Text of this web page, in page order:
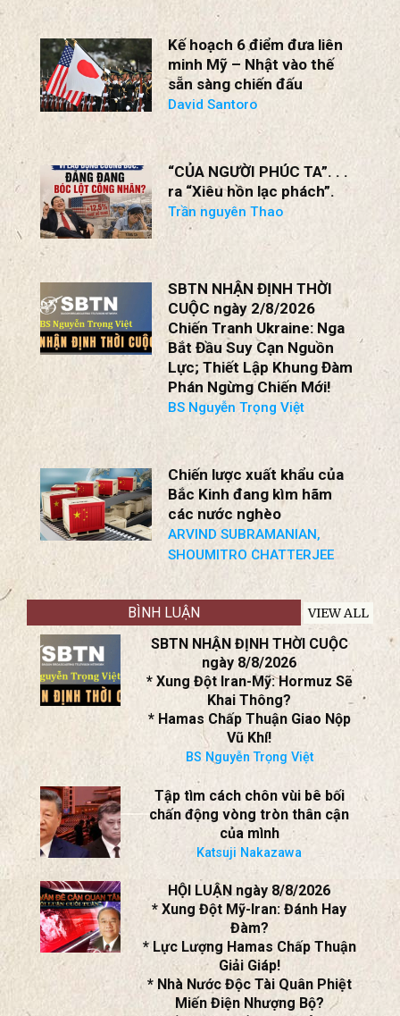
Kế hoạch 6 điểm đưa liên
minh Mỹ – Nhật vào thế
sẵn sàng chiến đấu
David Santoro
“CỦA NGƯỜI PHÚC TA”. . .
ra “Xiêu hồn lạc phách”.
Trần nguyên Thao
SBTN NHẬN ĐỊNH THỜI
CUỘC ngày 2/8/2026
Chiến Tranh Ukraine: Nga
Bắt Đầu Suy Cạn Nguồn
Lực; Thiết Lập Khung Đàm
Phán Ngừng Chiến Mới!
BS Nguyễn Trọng Việt
Chiến lược xuất khẩu của
Bắc Kinh đang kìm hãm
các nước nghèo
ARVIND SUBRAMANIAN,
SHOUMITRO CHATTERJEE
BÌNH LUẬN VIEW ALL
SBTN NHẬN ĐỊNH THỜI CUỘC
ngày 8/8/2026
* Xung Đột Iran-Mỹ: Hormuz Sẽ
Khai Thông?
* Hamas Chấp Thuận Giao Nộp
Vũ Khí!
BS Nguyễn Trọng Việt
Tập tìm cách chôn vùi bê bối
chấn động vòng tròn thân cận
của mình
Katsuji Nakazawa
HỘI LUẬN ngày 8/8/2026
* Xung Đột Mỹ-Iran: Đánh Hay
Đàm?
* Lực Lượng Hamas Chấp Thuận
Giải Giáp!
* Nhà Nước Độc Tài Quân Phiệt
Miến Điện Nhượng Bộ?